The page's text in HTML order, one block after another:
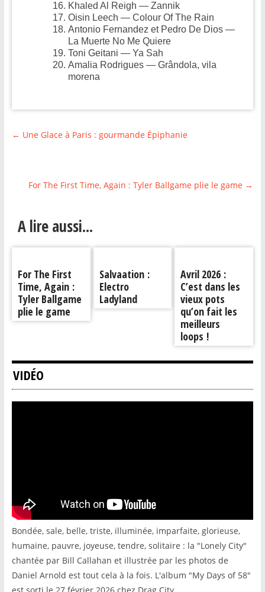
Khaled Al Reigh — Zannik
Oisin Leech — Colour Of The Rain
Antonio Fernandez et Pedro De Dios —
La Muerte No Me Quiere
Toni Geitani — Ya Sah
Amalia Rodrigues — Grândola, vila
morena
← Une Glace à Paris : gourmande Épiphanie
For The First Time, Again : Tyler Ballgame plie le game →
A lire aussi...
For The First
Time, Again :
Tyler Ballgame
plie le game
Salvaation :
Electro
Ladyland
Avril 2026 :
C’est dans les
vieux pots
qu’on fait les
meilleurs
loops !
VIDÉO
Bondée, sale, belle, triste, illuminée, imparfaite, glorieuse,
humaine, pauvre, joyeuse, tendre, solitaire : la "Lonely City"
chantée par Bill Callahan et illustrée par les photos de
Daniel Arnold est tout cela à la fois. L'album "My Days of 58"